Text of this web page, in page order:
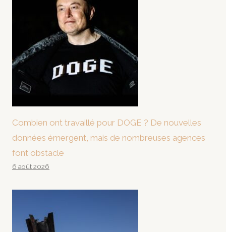
Combien ont travaillé pour DOGE ? De nouvelles
données émergent, mais de nombreuses agences
font obstacle
6 août 2026